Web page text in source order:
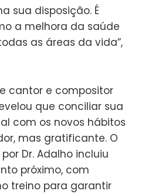
sua disposição. É
a melhora da saúde
as áreas da vida”,
cantor e compositor
que conciliar sua
com os novos hábitos
mas gratificante. O
Dr. Adalho incluiu
próximo, com
treino para garantir